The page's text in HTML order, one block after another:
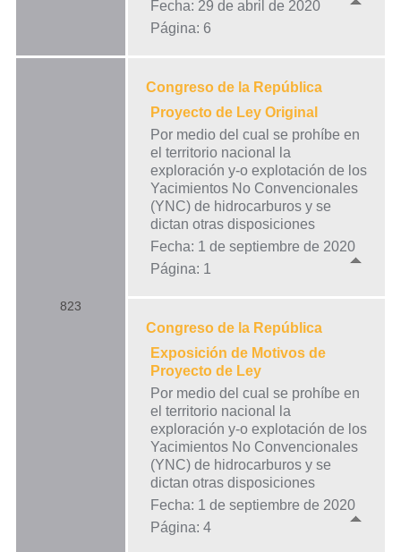
Fecha: 29 de abril de 2020
Página: 6
823
Congreso de la República
Proyecto de Ley Original
Por medio del cual se prohíbe en
el territorio nacional la
exploración y-o explotación de los
Yacimientos No Convencionales
(YNC) de hidrocarburos y se
dictan otras disposiciones
Fecha: 1 de septiembre de 2020
Página: 1
Congreso de la República
Exposición de Motivos de
Proyecto de Ley
Por medio del cual se prohíbe en
el territorio nacional la
exploración y-o explotación de los
Yacimientos No Convencionales
(YNC) de hidrocarburos y se
dictan otras disposiciones
Fecha: 1 de septiembre de 2020
Página: 4